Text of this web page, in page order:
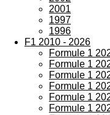
2001
1997
1996
F1 2010 - 2026
Formule 1
Formule 1
Formule 1
Formule 1
Formule 1
Formule 1